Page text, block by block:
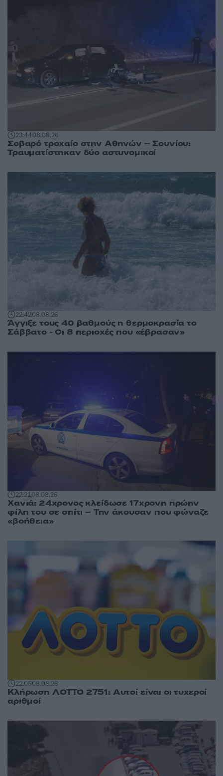
23:4408.08.26
Σοβαρό τροχαίο στην Αθηνών – Σουνίου:
Τραυματίστηκαν δύο αστυνομικοί
22:4208.08.26
Άγγιξε τους 40 βαθμούς η θερμοκρασία το
Σάββατο - Οι 8 περιοχές που «έβρασαν»
22:2108.08.26
Χανιά: 24χρονος κλείδωσε 17χρονη πρώην
φίλη του σε σπίτι – Την άκουσαν που φώναζε
«βοήθεια»
22:0508.08.26
Κλήρωση ΛΟΤΤΟ 2751: Αυτοί είναι οι τυχεροί
αριθμοί